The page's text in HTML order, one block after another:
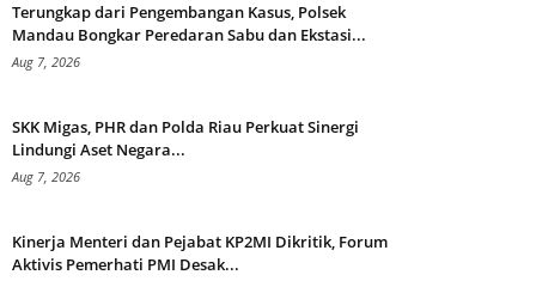
Terungkap dari Pengembangan Kasus, Polsek
Mandau Bongkar Peredaran Sabu dan Ekstasi...
Aug 7, 2026
SKK Migas, PHR dan Polda Riau Perkuat Sinergi
Lindungi Aset Negara...
Aug 7, 2026
Kinerja Menteri dan Pejabat KP2MI Dikritik, Forum
Aktivis Pemerhati PMI Desak...